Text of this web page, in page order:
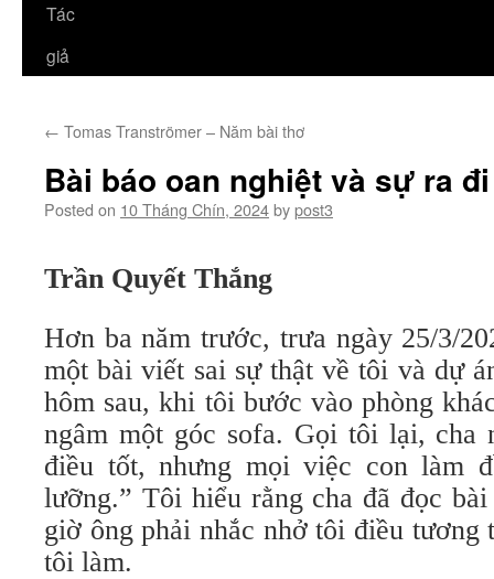
Tác
giả
← Tomas Tranströmer – Năm bài thơ
Bài báo oan nghiệt và sự ra
Posted on 10 Tháng Chín, 2024bypost3
Trần Quyết Thắng
Hơn ba năm trước, trưa ngày 25/3/
một bài viết sai sự thật về tôi và dự
hôm sau, khi tôi bước vào phòng
ngâm một góc sofa. Gọi tôi lại, cha
điều tốt, nhưng mọi việc con làm
lưỡng.” Tôi hiểu rằng cha đã đọc
giờ ông phải nhắc nhở tôi điều tương
tôi làm.